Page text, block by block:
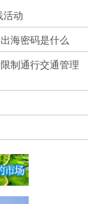
活动
海密码是什么
制通行交通管理